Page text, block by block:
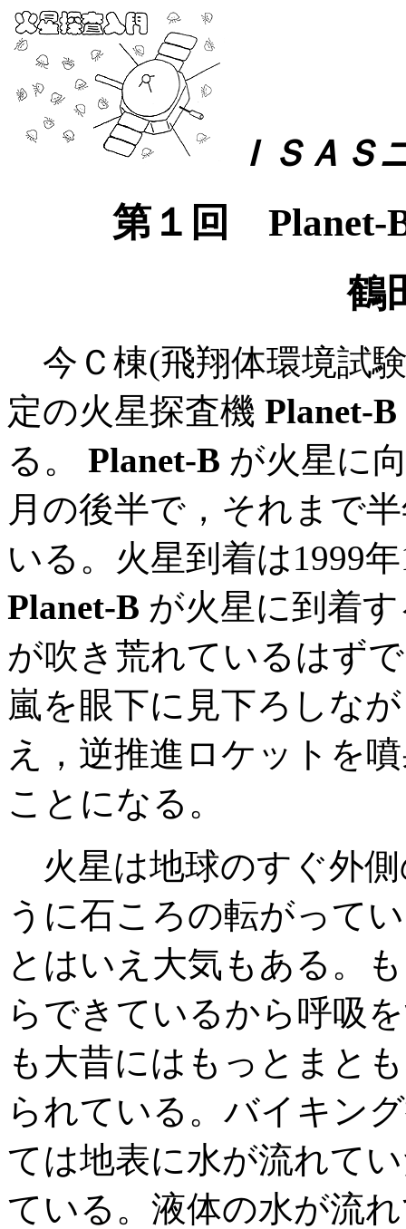
ＩＳＡ
第１回 Planet-
鶴
今Ｃ棟(飛翔体環境試
定の火星探査機 Planet-B
る。 Planet-B が火星に
月の後半で，それまで
いる。火星到着は1999
Planet-B が火星に到着
が吹き荒れているはず
嵐を眼下に見下ろしな
え，逆推進ロケットを
ことになる。
火星は地球のすぐ外
うに石ころの転がって
とはいえ大気もある。
らできているから呼吸
も大昔にはもっとまと
られている。バイキン
ては地表に水が流れて
ている。液体の水が流